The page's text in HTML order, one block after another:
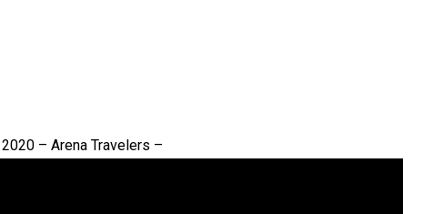
– Arena Travelers –